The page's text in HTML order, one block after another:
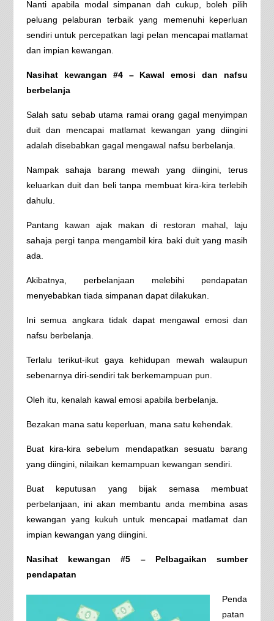
Nanti apabila modal simpanan dah cukup, boleh pilih
peluang pelaburan terbaik yang memenuhi keperluan
sendiri untuk percepatkan lagi pelan mencapai matlamat
dan impian kewangan.
Nasihat kewangan #4 – Kawal emosi dan nafsu
berbelanja
Salah satu sebab utama ramai orang gagal menyimpan
duit dan mencapai matlamat kewangan yang diingini
adalah disebabkan gagal mengawal nafsu berbelanja.
Nampak sahaja barang mewah yang diingini, terus
keluarkan duit dan beli tanpa membuat kira-kira terlebih
dahulu.
Pantang kawan ajak makan di restoran mahal, laju
sahaja pergi tanpa mengambil kira baki duit yang masih
ada.
Akibatnya, perbelanjaan melebihi pendapatan
menyebabkan tiada simpanan dapat dilakukan.
Ini semua angkara tidak dapat mengawal emosi dan
nafsu berbelanja.
Terlalu terikut-ikut gaya kehidupan mewah walaupun
sebenarnya diri-sendiri tak berkemampuan pun.
Oleh itu, kenalah kawal emosi apabila berbelanja.
Bezakan mana satu keperluan, mana satu kehendak.
Buat kira-kira sebelum mendapatkan sesuatu barang
yang diingini, nilaikan kemampuan kewangan sendiri.
Buat keputusan yang bijak semasa membuat
perbelanjaan, ini akan membantu anda membina asas
kewangan yang kukuh untuk mencapai matlamat dan
impian kewangan yang diingini.
Nasihat kewangan #5 – Pelbagaikan sumber
pendapatan
Penda
patan